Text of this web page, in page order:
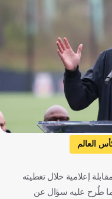
العالم
ألمانيا
ساحل العاج
إعلامية خلال تغطيته
بعدما طُرح عليه سؤال عن